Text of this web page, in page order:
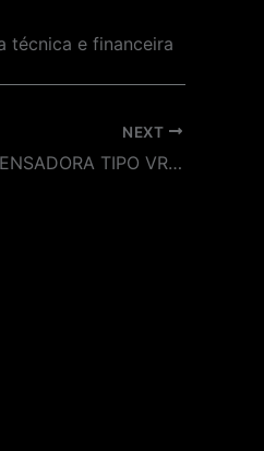
técnica e financeira
NEXT
MANUTENÇÃO CORRETIVA EM CONDENSADORA TIPO VRV ALA OESTE